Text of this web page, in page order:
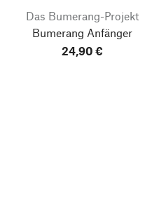
Das Bumerang-Projekt
Bumerang Anfänger
24,90 €